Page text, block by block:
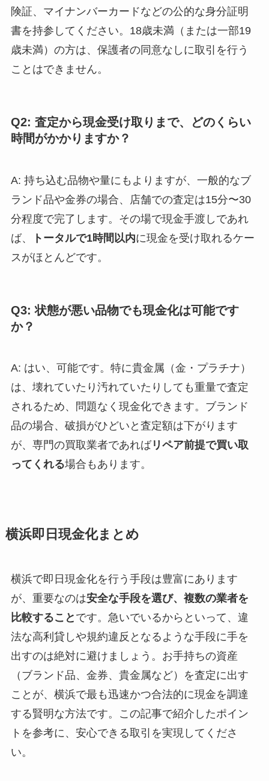
険証、マイナンバーカードなどの公的な身分証明
書を持参してください。18歳未満（または一部19
歳未満）の方は、保護者の同意なしに取引を行う
ことはできません。
Q2: 査定から現金受け取りまで、どのくらい
時間がかかりますか？
A: 持ち込む品物や量にもよりますが、一般的なブ
ランド品や金券の場合、店舗での査定は15分〜30
分程度で完了します。その場で現金手渡しであれ
ば、
トータルで1時間以内に現金を受け取れるケー
スがほとんどです。
Q3: 状態が悪い品物でも現金化は可能です
か？
A: はい、可能です。特に貴金属（金・プラチナ）
は、壊れていたり汚れていたりしても重量で査定
されるため、問題なく現金化できます。ブランド
品の場合、破損がひどいと査定額は下がります
が、専門の買取業者であればリペア前提で買い取
ってくれる場合もあります。
横浜即日現金化まとめ
横浜で即日現金化を行う手段は豊富にあります
が、重要なのは安全な手段を選び、複数の業者を
比較すること です。急いでいるからといって、違
法な高利貸しや規約違反となるような手段に手を
出すのは絶対に避けましょう。お手持ちの資産
（ブランド品、金券、貴金属など）を査定に出す
ことが、横浜で最も迅速かつ合法的に現金を調達
する賢明な方法です。この記事で紹介したポイン
トを参考に、安心できる取引を実現してくださ
い。